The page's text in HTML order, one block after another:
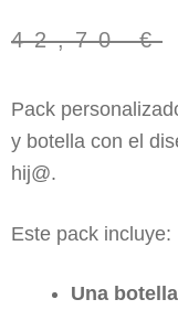
42,70€
Pack
y botella con el
hij@.
Este pack incluye:
Una